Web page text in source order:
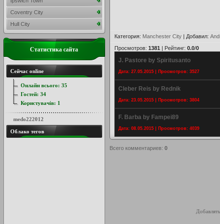
Категория: Manchester City | Добавил:
Просмотров: 1381 | Рейтинг: 0.0/0
J. Pastore by Spiritusanto
Дата: 27.05.2015 | Просмотров: 3527
Cleber Reis by Rednik
Дата: 23.05.2015 | Просмотров: 3804
F. Barba by Fampei89
Дата: 08.05.2015 | Просмотров: 4039
Всего комментариев: 0
Coventry City
Hull City
Статистика сайта
Сейчас online
Онлайн всього: 35
Гостей: 34
Користувачів: 1
medo222012
Облако тегов